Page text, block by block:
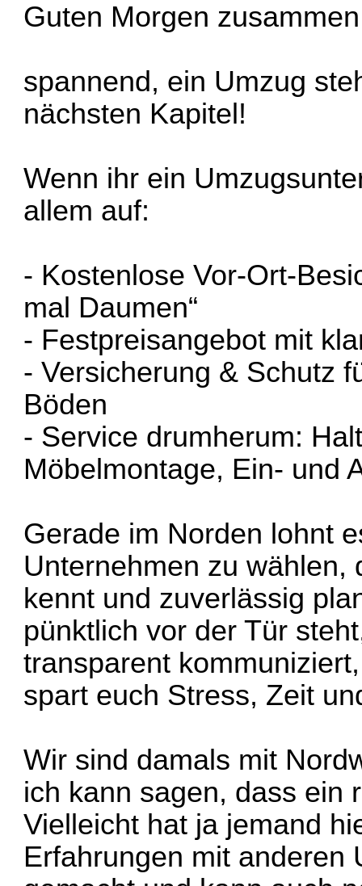
Guten Morgen
spannend, ein Umzug
nächsten Kapitel!
Wenn ihr ein
allem auf:
- Kostenlose Vor-Ort-
mal Daumen“
- Festpreisangebot mit
- Versicherung & Schutz
Böden
- Service drumherum:
Möbelmontage, Ein- und
Gerade im Norden lohnt
Unternehmen zu wählen,
kennt und zuverlässig
pünktlich vor der Tür
transparent
spart euch Stress, Zeit
Wir sind damals mit
ich kann sagen, dass ein
Vielleicht hat ja jemand
Erfahrungen mit anderen